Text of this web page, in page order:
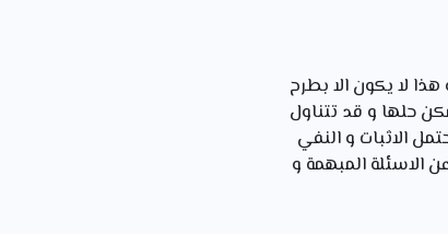
لا يكون الا بطرح
حلها و قد تتناول
الاثبات و النفي
الاسئلة المبهمة و